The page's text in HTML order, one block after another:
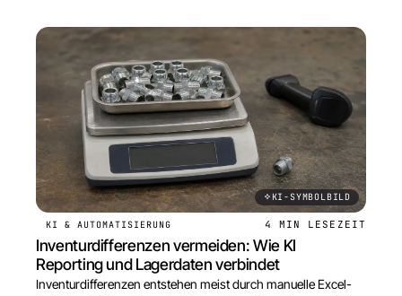
KI-SYMBOLBILD
KI & AUTOMATISIERUNG 4 MIN LESEZEIT
Inventurdifferenzen vermeiden: Wie KI
Reporting und Lagerdaten verbindet
Inventurdifferenzen entstehen meist durch manuelle Excel-